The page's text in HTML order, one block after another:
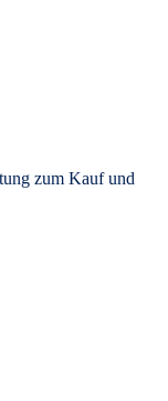
zum Kauf und